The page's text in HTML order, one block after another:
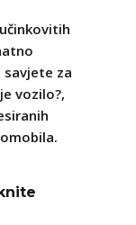
savjete za
vozilo?,